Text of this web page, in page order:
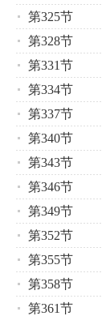
第325节
第328节
第331节
第334节
第337节
第340节
第343节
第346节
第349节
第352节
第355节
第358节
第361节